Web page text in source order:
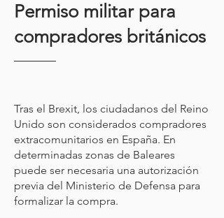
Permiso militar para
compradores británicos
Tras el Brexit, los ciudadanos del Reino
Unido son considerados compradores
extracomunitarios en España. En
determinadas zonas de Baleares
puede ser necesaria una autorización
previa del Ministerio de Defensa para
formalizar la compra.